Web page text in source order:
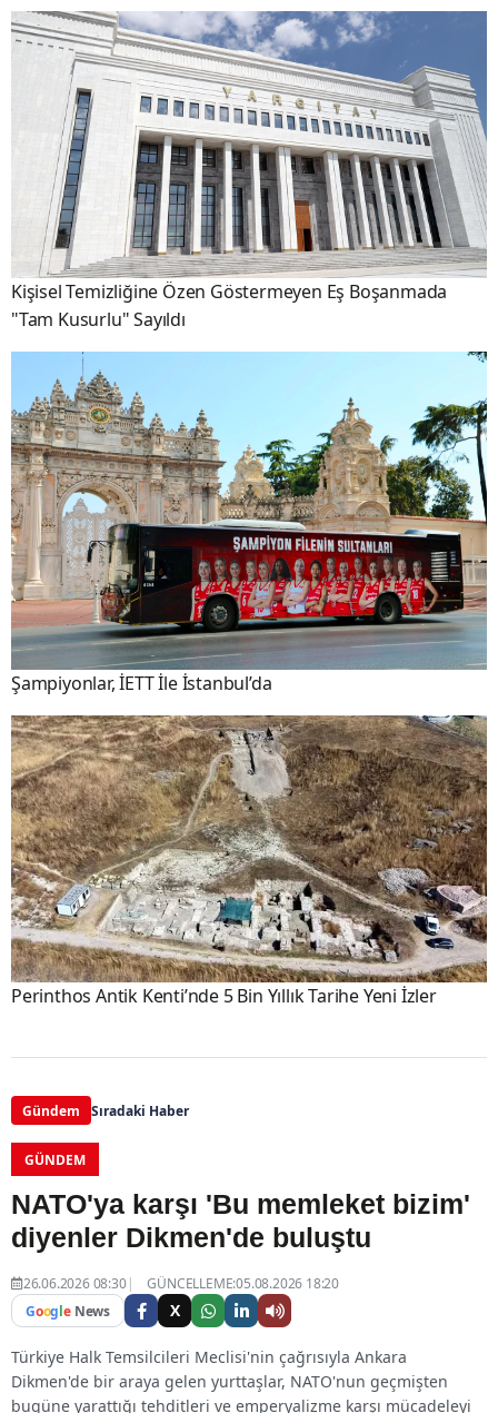
Kişisel Temizliğine Özen Göstermeyen Eş Boşanmada
"Tam Kusurlu" Sayıldı
Şampiyonlar, İETT İle İstanbul’da
Perinthos Antik Kenti’nde 5 Bin Yıllık Tarihe Yeni İzler
Gündem Sıradaki Haber
GÜNDEM
NATO'ya karşı 'Bu memleket bizim'
diyenler Dikmen'de buluştu
26.06.2026 08:30
GÜNCELLEME:05.08.2026 18:20
Google News X
Türkiye Halk Temsilcileri Meclisi'nin çağrısıyla Ankara
Dikmen'de bir araya gelen yurttaşlar, NATO'nun geçmişten
bugüne yarattığı tehditleri ve emperyalizme karşı mücadeleyi